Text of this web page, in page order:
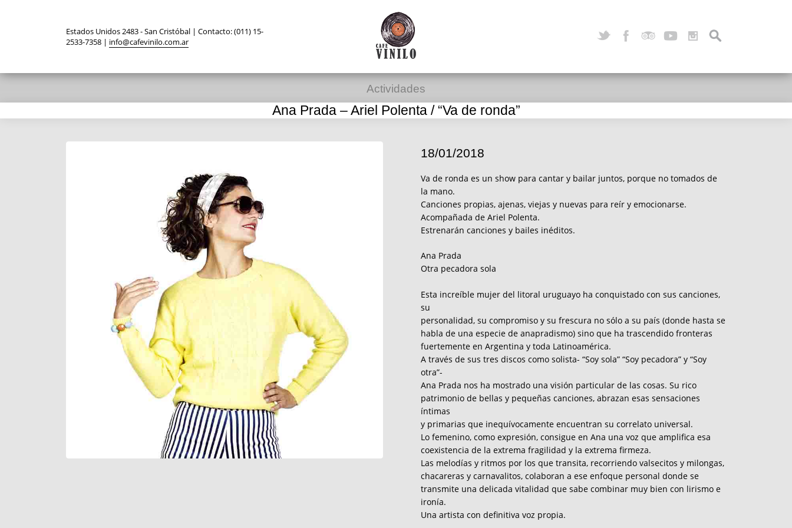
Estados Unidos 2483 - San Cristóbal | Contacto: (011) 15-
2533-7358 | info@cafevinilo.com.ar
Actividades
Ana Prada – Ariel Polenta / “Va de ronda”
18/01/2018
Va de ronda es un show para cantar y bailar juntos, porque no tomados de
la mano.
Canciones propias, ajenas, viejas y nuevas para reír y emocionarse.
Acompañada de Ariel Polenta.
Estrenarán canciones y bailes inéditos.
Ana Prada
Otra pecadora sola
Esta increíble mujer del litoral uruguayo ha conquistado con sus canciones,
su
personalidad, su compromiso y su frescura no sólo a su país (donde hasta se
habla de una especie de anapradismo) sino que ha trascendido fronteras
fuertemente en Argentina y toda Latinoamérica.
A través de sus tres discos como solista- “Soy sola” “Soy pecadora” y “Soy
otra”-
Ana Prada nos ha mostrado una visión particular de las cosas. Su rico
patrimonio de bellas y pequeñas canciones, abrazan esas sensaciones
íntimas
y primarias que inequívocamente encuentran su correlato universal.
Lo femenino, como expresión, consigue en Ana una voz que amplifica esa
coexistencia de la extrema fragilidad y la extrema firmeza.
Las melodías y ritmos por los que transita, recorriendo valsecitos y milongas,
chacareras y carnavalitos, colaboran a ese enfoque personal donde se
transmite una delicada vitalidad que sabe combinar muy bien con lirismo e
ironía.
Una artista con definitiva voz propia.